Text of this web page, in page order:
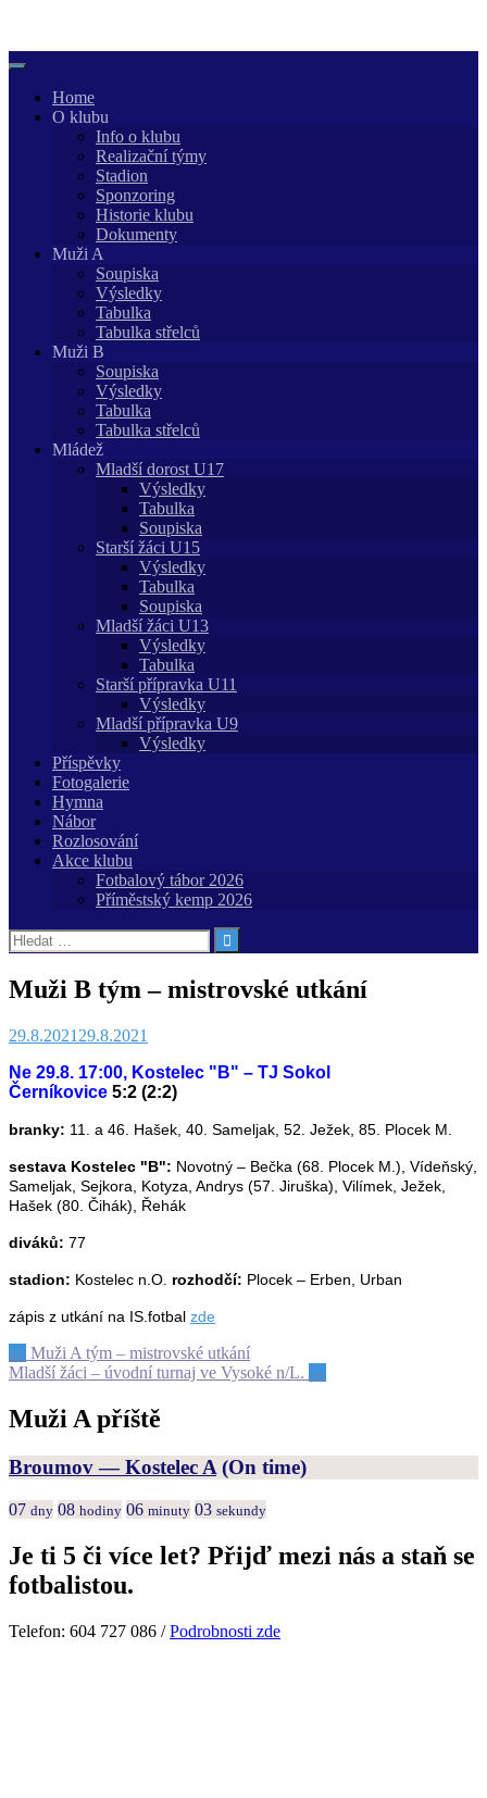
content
Home
O klubu
Info o klubu
Realizační týmy
Stadion
Sponzoring
Historie klubu
Dokumenty
Muži A
Soupiska
Výsledky
Tabulka
Tabulka střelců
Muži B
Soupiska
Výsledky
Tabulka
Tabulka střelců
Mládež
Mladší dorost U17
Výsledky
Tabulka
Soupiska
Starší žáci U15
Výsledky
Tabulka
Soupiska
Mladší žáci U13
Výsledky
Tabulka
Starší přípravka U11
Výsledky
Mladší přípravka U9
Výsledky
Příspěvky
Fotogalerie
Hymna
Nábor
Rozlosování
Akce klubu
Fotbalový tábor 2026
Příměstský kemp 2026
Vyhledávání
Muži B tým – mistrovské utkání
29.8.2021 29.8.2021
Ne 29.8. 17:00, Kostelec "B" – TJ Sokol
Černíkovice 5:2 (2:2)
branky: 11. a 46. Hašek, 40. Sameljak, 52. Ježek, 85. Plocek M.
sestava Kostelec "B": Novotný – Bečka (68. Plocek M.), Vídeňský,
Sameljak, Sejkora, Kotyza, Andrys (57. Jiruška), Vilímek, Ježek,
Hašek (80. Čihák), Řehák
diváků: 77
stadion: Kostelec n.O. rozhodčí: Plocek – Erben, Urban
zápis z utkání na IS.fotbal zde
Post
navigation
← Muži A tým – mistrovské utkání
Mladší žáci – úvodní turnaj ve Vysoké n/L. →
Muži A příště
Broumov — Kostelec A (On time)
07 dny 08 hodiny 06 minuty 03 sekundy
Je ti 5 či více let? Přijď mezi nás a staň se
fotbalistou.
Telefon: 604 727 086 /Podrobnosti zde